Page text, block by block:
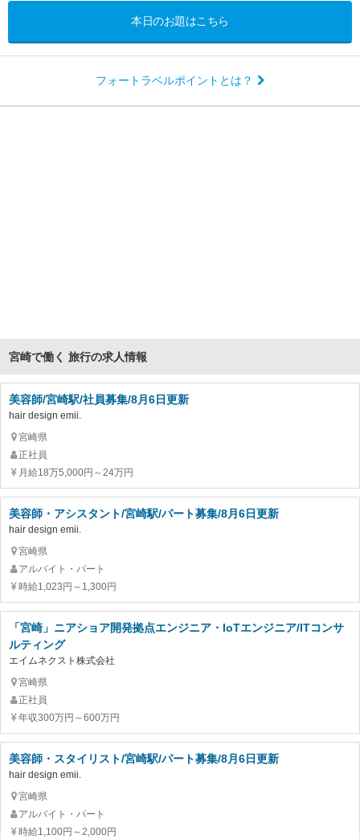
本日のお題はこちら
フォートラベルポイントとは？
宮崎で働く 旅行の求人情報
美容師/宮崎駅/社員募集/8月6日更新
hair design emii.
宮崎県
正社員
月給18万5,000円～24万円
美容師・アシスタント/宮崎駅/パート募集/8月6日更新
hair design emii.
宮崎県
アルバイト・パート
時給1,023円～1,300円
「宮崎」ニアショア開発拠点エンジニア・IoTエンジニア/ITコンサ
ルティング
エイムネクスト株式会社
宮崎県
正社員
年収300万円～600万円
美容師・スタイリスト/宮崎駅/パート募集/8月6日更新
hair design emii.
宮崎県
アルバイト・パート
時給1,100円～2,000円